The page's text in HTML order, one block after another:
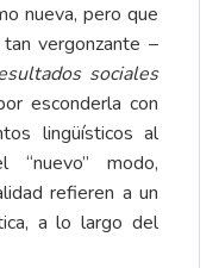
nueva, pero que
vergonzante –
sociales
esconderla con
lingüísticos al
modo,
refieren a un
a lo largo del